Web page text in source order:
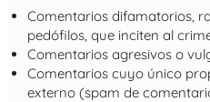
Comentarios difamatorios,
pedófilos, que inciten al
Comentarios agresivos o
Comentarios cuyo único
externo (spam de